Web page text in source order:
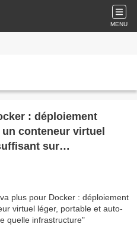
MENU
: déploiement
conteneur virtuel
sur
infrastructure